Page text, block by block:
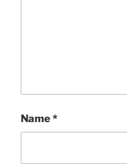
Name*